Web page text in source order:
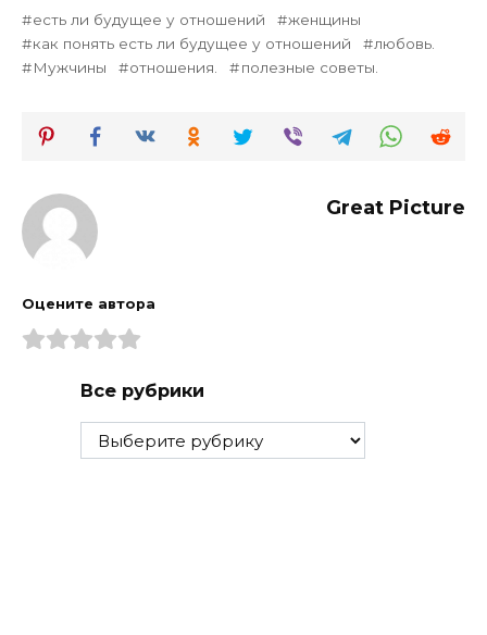
есть ли будущее у отношений
женщины
как понять есть ли будущее у отношений
любовь.
Мужчины
отношения. полезные советы.
Great Picture
Оцените автора
Все рубрики
Все
рубрики